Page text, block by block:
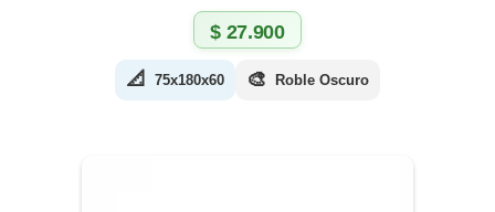
$27.900
📐 75x180x60 🎨 Roble Oscuro